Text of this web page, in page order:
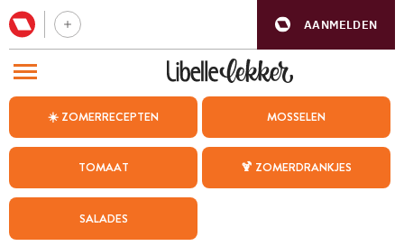
AANMELDEN
☀️ ZOMERRECEPTEN MOSSELEN
TOMAAT 🍹 ZOMERDRANKJES
SALADES
BEZOEK ONZE ANDERE WEBSITES
WEEKMENU
CHAT MET MAIA